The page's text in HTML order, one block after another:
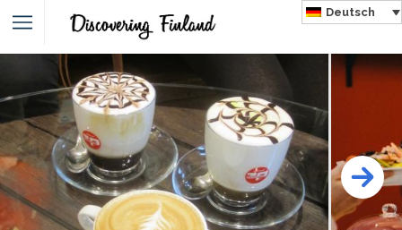
Deutsch